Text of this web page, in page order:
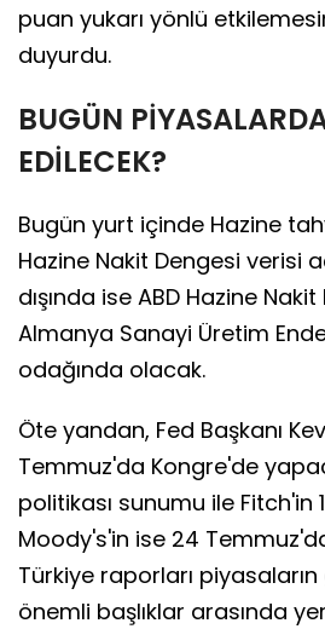
puan yukarı yönlü
duyurdu.
BUGÜN
EDİLECEK?
Bugün yurt içinde Hazine
Hazine Nakit Dengesi verisi
dışında ise ABD Hazine
Almanya Sanayi Üretim
odağında olacak.
Öte yandan, Fed Başkanı
Temmuz'da Kongre'de
politikası sunumu ile Fitch'in
Moody's'in ise 24
Türkiye raporları
önemli başlıklar arasında